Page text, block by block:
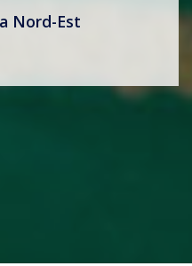
Nord-Est